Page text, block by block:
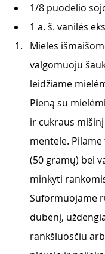
1/8 puodelio
1 a. š. vanilės
Mieles
valgomuoju
leidžiame
Pieną su
ir cukraus
mentele.
(50 gramų) bei
minkyti
Suformuojame
dubenį,
rankšluosčiu